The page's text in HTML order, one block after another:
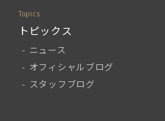
トピックス
ニュース
オフィシャルブログ
スタッフブログ